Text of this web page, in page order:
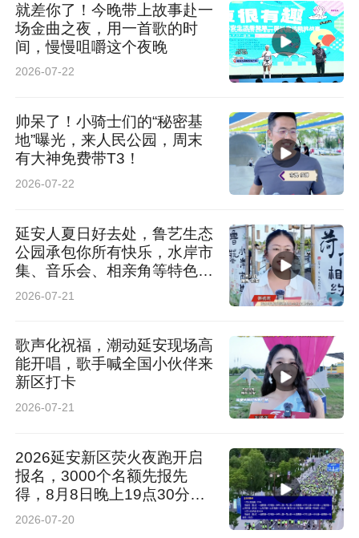
就差你了！今晚带上故事赴一
场金曲之夜，用一首歌的时
间，慢慢咀嚼这个夜晚
2026-07-22
帅呆了！小骑士们的“秘密基
地”曝光，来人民公园，周末
有大神免费带T3！
2026-07-22
延安人夏日好去处，鲁艺生态
公园承包你所有快乐，水岸市
集、音乐会、相亲角等特色活
动
2026-07-21
歌声化祝福，潮动延安现场高
能开唱，歌手喊全国小伙伴来
新区打卡
2026-07-21
2026延安新区荧火夜跑开启
报名，3000个名额先报先
得，8月8日晚上19点30分鸣
枪起跑
2026-07-20